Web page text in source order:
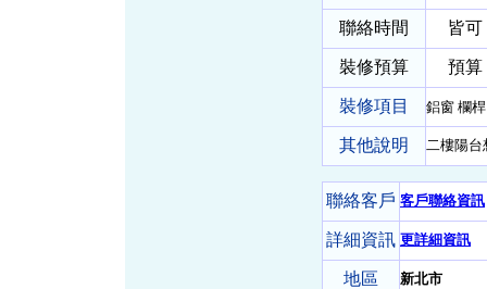
聯絡時間 皆可
裝修預算 預算
裝修項目 鋁窗 欄
其他說明 二樓陽台
聯絡客戶 客戶聯絡資訊
詳細資訊 更詳細資訊
地區 新北市